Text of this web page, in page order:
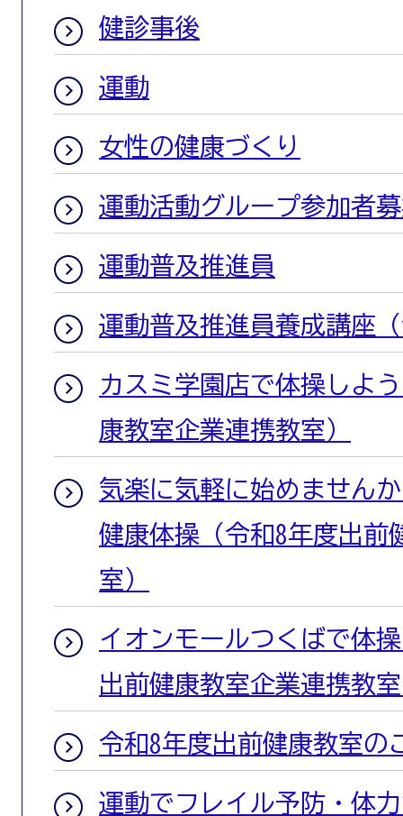
健診事後
運動
女性の健康づくり
運動活動グループ参加者
運動普及推進員
運動普及推進員養成講座
カスミ学園店で体操しよ
康教室企業連携教室）
気楽に気軽に始めません
健康体操（令和8年度出前
室）
イオンモールつくばで体
出前健康教室企業連携教
令和8年度出前健康教室の
運動でフレイル予防・体